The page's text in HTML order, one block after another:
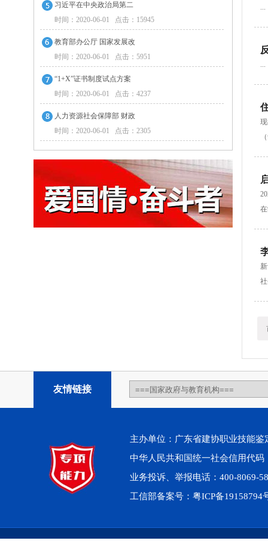
习近平在中央政治局第二
时间：2020-06-01 点击：15945
教育部办公厅 国家发展改
时间：2020-06-01 点击：5951
“1+X”证书制度试点方案
时间：2020-06-01 点击：4237
人力资源社会保障部 财政
时间：2020-06-01 点击：2305
...
...
友情链接
主办单位：广东省建协职业技能
中华人民共和国统一社会信用代
业务投诉、举报电话：400-8069-
工信部备案号： 粤ICP备19158794